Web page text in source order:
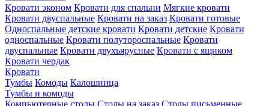
Кровати эконом Кровати для спальни Мягкие кровати
Кровати двуспальные Кровати на заказ Кровати готовые
Односпальные детские кровати Кровати детские Кровати
односпальные Кровати полутороспальные Кровати
двуспальные Кровати двухъярусные Кровати с ящиком
Кровати чердак
Кровати
Тумбы Комоды Калошница
Тумбы и комоды
Компьютерные столы Столы на заказ Столы письменные